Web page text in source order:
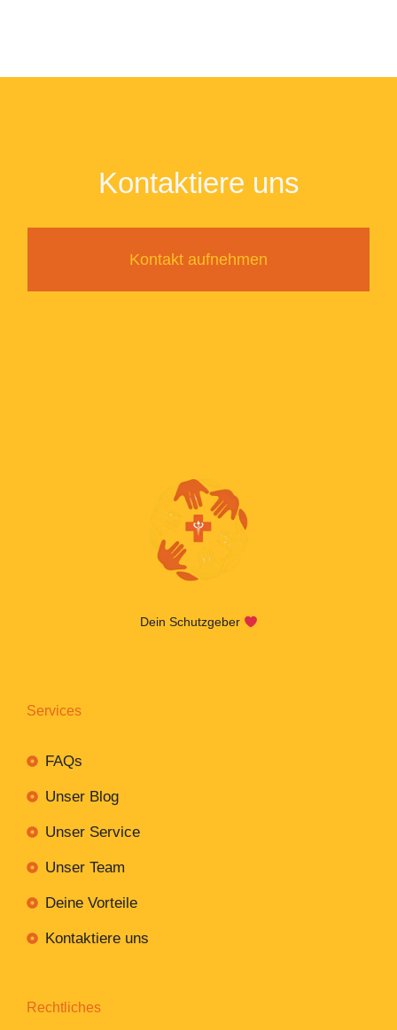
Kontaktiere uns
Kontakt aufnehmen
Dein Schutzgeber
Services
FAQs
Unser Blog
Unser Service
Unser Team
Deine Vorteile
Kontaktiere uns
Rechtliches